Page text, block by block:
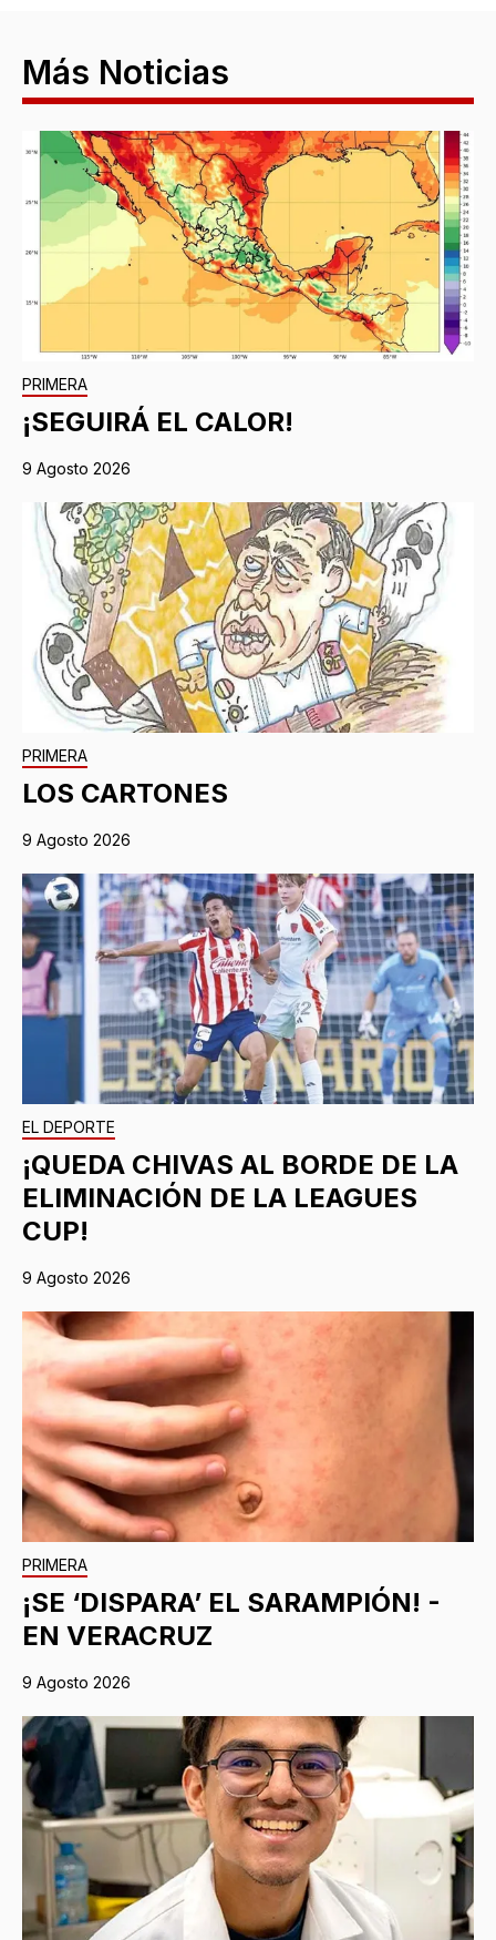
Más Noticias
PRIMERA
¡SEGUIRÁ EL CALOR!
9 Agosto 2026
PRIMERA
LOS CARTONES
9 Agosto 2026
EL DEPORTE
¡QUEDA CHIVAS AL BORDE DE LA
ELIMINACIÓN DE LA LEAGUES
CUP!
9 Agosto 2026
PRIMERA
¡SE ‘DISPARA’ EL SARAMPIÓN! -
EN VERACRUZ
9 Agosto 2026